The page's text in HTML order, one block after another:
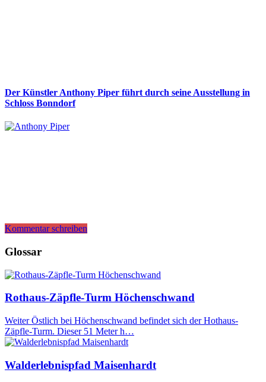
Der Künstler Anthony Piper führt durch seine Ausstellung in
Schloss Bonndorf
Kommentar schreiben
Glossar
Rothaus-Zäpfle-Turm Höchenschwand
Weiter Östlich bei Höchenschwand befindet sich der Hothaus-
Zäpfle-Turm. Dieser 51 Meter h…
Walderlebnispfad Maisenhardt